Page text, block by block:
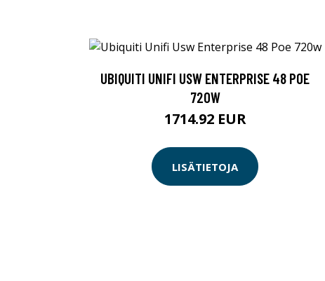
UBIQUITI UNIFI USW ENTERPRISE 48 POE
720W
1714.92 EUR
LISÄTIETOJA